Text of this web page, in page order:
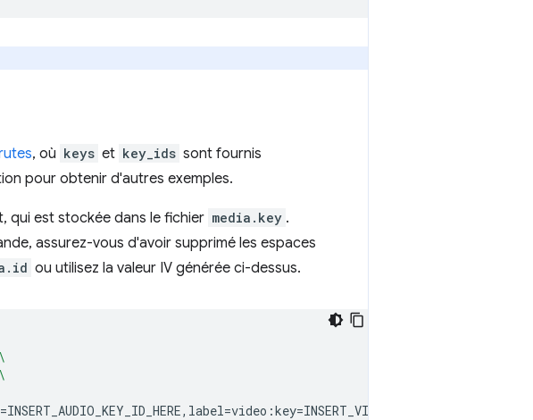
, où keys et key_ids sont fournis
pour obtenir d'autres exemples.
qui est stockée dans le fichier media.key .
assurez-vous d'avoir supprimé les espaces
ou utilisez la valeur IV générée ci-dessus.
\
\
=INSERT_AUDIO_KEY_ID_HERE,label=video:key=INSERT_VIDEO_KEY_HERE:key_id